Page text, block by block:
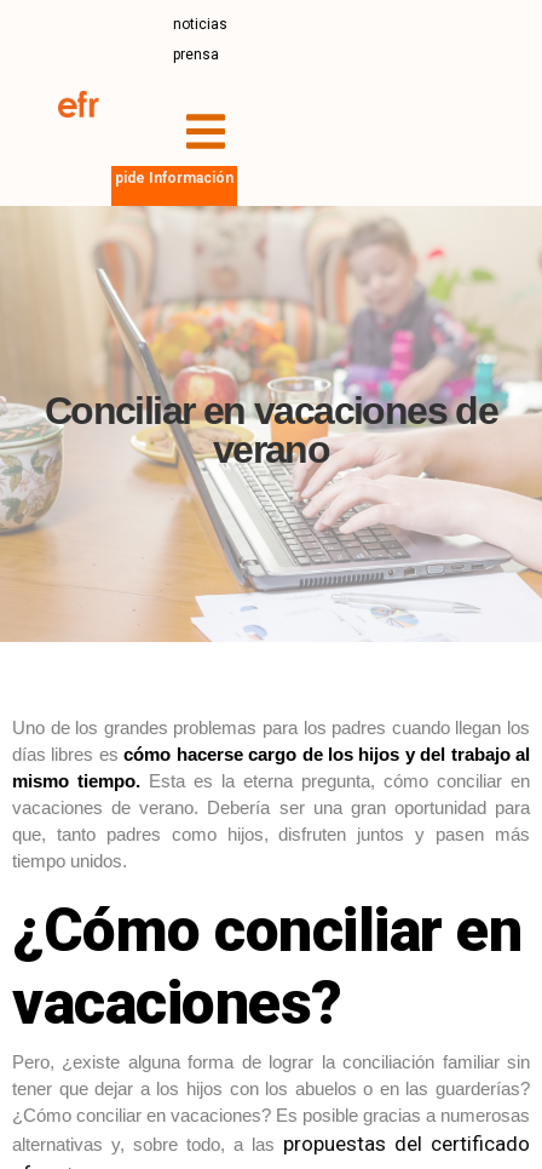
noticias
prensa
pide Información
Conciliar en vacaciones de
verano
Uno de los grandes problemas para los padres cuando llegan los
días libres escómo hacerse cargo de los hijos y del trabajo al
mismo tiempo. Esta es la eterna pregunta, cómo conciliar en
vacaciones de verano. Debería ser una gran oportunidad para
que, tanto padres como hijos, disfruten juntos y pasen más
tiempo unidos.
¿Cómo conciliar en
vacaciones?
Pero, ¿existe alguna forma de lograr la conciliación familiar sin
tener que dejar a los hijos con los abuelos o en las guarderías?
¿Cómo conciliar en vacaciones? Es posible gracias a numerosas
alternativas y, sobre todo, a las propuestas del certificado